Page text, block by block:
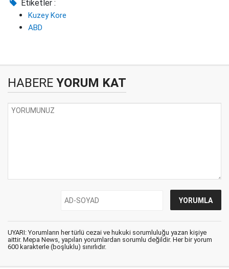
Etiketler :
Kuzey Kore
ABD
HABERE YORUM KAT
UYARI: Yorumların her türlü cezai ve hukuki sorumluluğu yazan kişiye
aittir. Mepa News, yapılan yorumlardan sorumlu değildir. Her bir yorum
600 karakterle (boşluklu) sınırlıdır.